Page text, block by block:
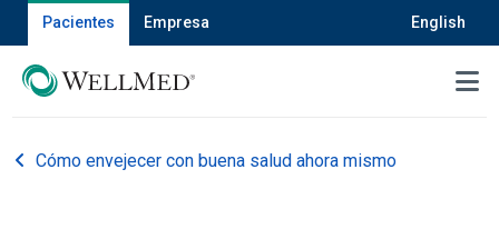
Pacientes Empresa English
MENU
Cómo envejecer con buena salud ahora mismo